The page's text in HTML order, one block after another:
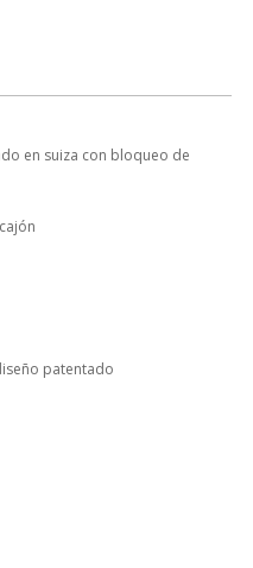
en suiza con bloqueo de
patentado